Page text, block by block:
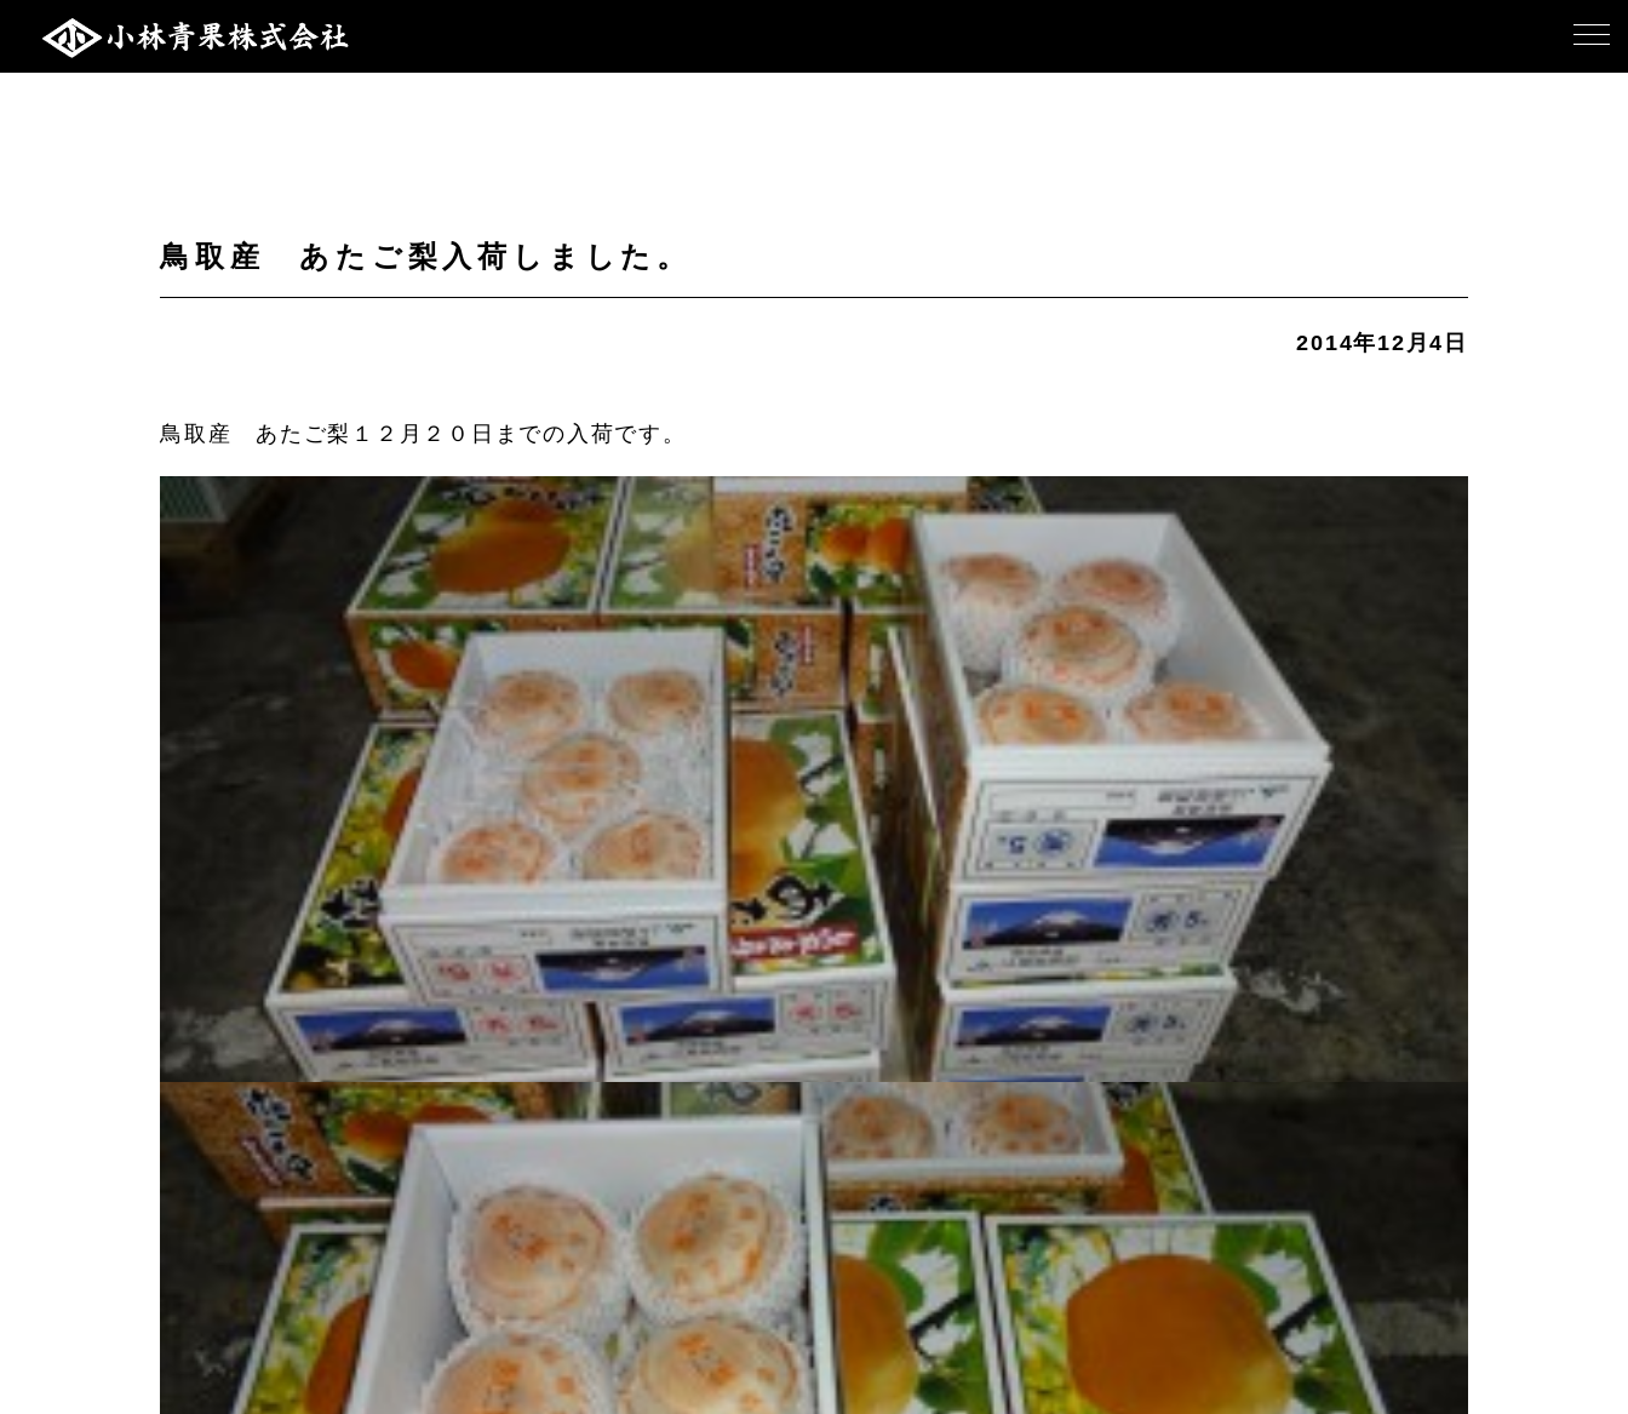
鳥取産 あたご梨入荷しました。
2014年12月4日
鳥取産 あたご梨１２月２０日までの入荷です。